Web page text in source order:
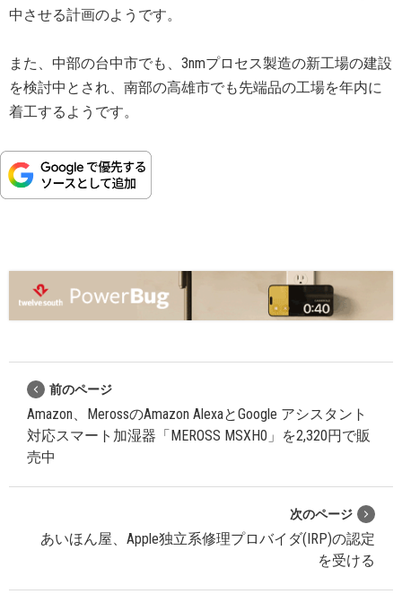
中させる計画のようです。
また、中部の台中市でも、3nmプロセス製造の新工場の建設
を検討中とされ、南部の高雄市でも先端品の工場を年内に
着工するようです。
前のページ
Amazon、MerossのAmazon AlexaとGoogle アシスタント
対応スマート加湿器「MEROSS MSXH0」を2,320円で販
売中
次のページ
あいほん屋、Apple独立系修理プロバイダ(IRP)の認定
を受ける